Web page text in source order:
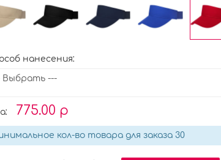
нанесения:
775.00 р
кол-во товара для заказа 30